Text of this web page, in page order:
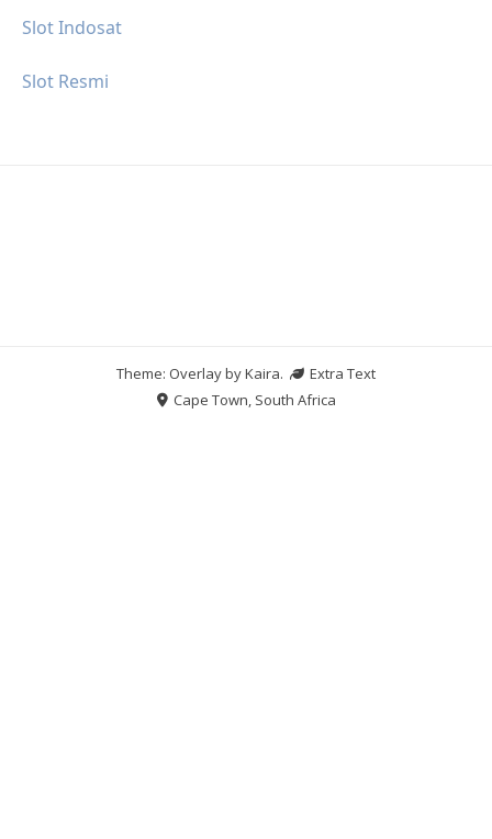
Slot Indosat
Slot Resmi
Theme: Overlay byKaira.
Extra Text
Cape Town, South Africa